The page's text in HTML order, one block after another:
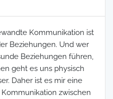
Kommunikation ist
Beziehungen. Und wer
Beziehungen führen,
geht es uns physisch
Daher ist es mir eine
zwischen